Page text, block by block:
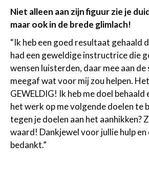
Niet alleen aan zijn figuur zie je
maar ook in de brede glimlach!
“Ik heb een goed resultaat gehaald
had een geweldige instructrice die
wensen luisterden, daar mee aan de
meegaf wat voor mij zou helpen.
GEWELDIG! Ik heb me doel behaald
het werk op me volgende doelen te
tegen je doelen aan het aanhikken?
waard! Dankjewel voor jullie hulp en
bedankt.”